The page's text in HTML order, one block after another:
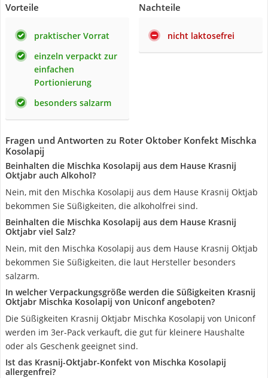
Vorteile
praktischer Vorrat
einzeln verpackt zur
einfachen
Portionierung
besonders salzarm
Nachteile
nicht laktosefrei
Fragen und Antworten zu Roter Oktober Konfekt Mischka
Kosolapij
Beinhalten die Mischka Kosolapij aus dem Hause ‎Krasnij
Oktjabr auch Alkohol?
Nein, mit den Mischka Kosolapij aus dem Hause ‎Krasnij Oktjab
bekommen Sie Süßigkeiten, die alkoholfrei sind.
Beinhalten die Mischka Kosolapij aus dem Hause ‎Krasnij
Oktjabr viel Salz?
Nein, mit den Mischka Kosolapij aus dem Hause ‎Krasnij Oktjab
bekommen Sie Süßigkeiten, die laut Hersteller besonders
salzarm.
In welcher Verpackungsgröße werden die Süßigkeiten Krasnij
Oktjabr Mischka Kosolapij von Uniconf angeboten?
Die Süßigkeiten Krasnij Oktjabr Mischka Kosolapij von Uniconf
werden im 3er-Pack verkauft, die gut für kleinere Haushalte
oder als Geschenk geeignet sind.
Ist das Krasnij-Oktjabr-Konfekt von Mischka Kosolapij
allergenfrei?